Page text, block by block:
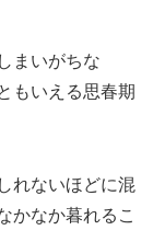
まいがちな
もいえる思春期
れないほどに混
かなか暮れるこ